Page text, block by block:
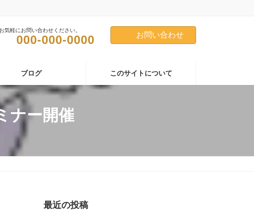
お気軽にお問い合わせください。
000-000-0000 お問い合わせ
ブログ このサイトについて
ナー開催
最近の投稿